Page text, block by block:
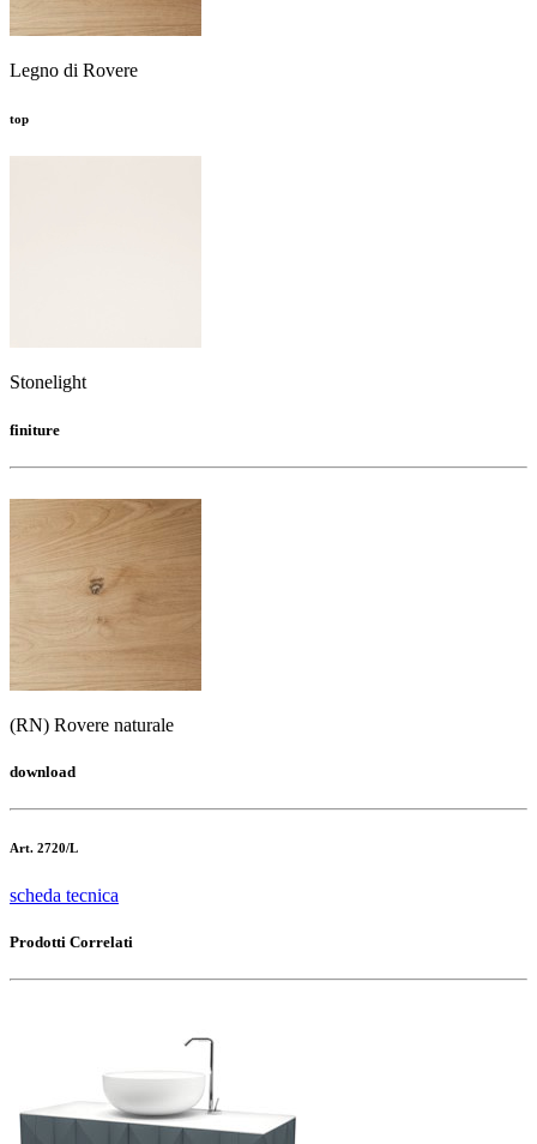
Legno di Rovere
top
Stonelight
finiture
(RN) Rovere naturale
download
Art. 2720/L
scheda tecnica
Prodotti Correlati